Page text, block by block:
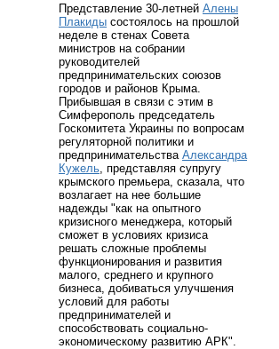
Представление 30-летней Алены
Плакиды состоялось на прошлой
неделе в стенах Совета
министров на собрании
руководителей
предпринимательских союзов
городов и районов Крыма.
Прибывшая в связи с этим в
Симферополь председатель
Госкомитета Украины по вопросам
регуляторной политики и
предпринимательства Александра
Кужель , представляя супругу
крымского премьера, сказала, что
возлагает на нее большие
надежды "как на опытного
кризисного менеджера, который
сможет в условиях кризиса
решать сложные проблемы
функционирования и развития
малого, среднего и крупного
бизнеса, добиваться улучшения
условий для работы
предпринимателей и
способствовать социально-
экономическому развитию АРК".